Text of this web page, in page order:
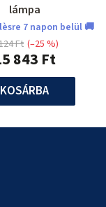
lámpa
7 napon belül 🚚
843 Ft
Ft (–25 %)
KOSÁRBA